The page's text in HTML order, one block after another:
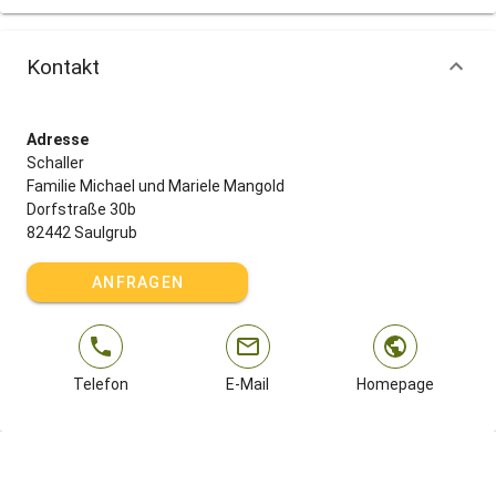
Kontakt
Adresse
Schaller
Familie Michael und Mariele Mangold
Dorfstraße 30b
82442 Saulgrub
ANFRAGEN
Telefon E-Mail Homepage